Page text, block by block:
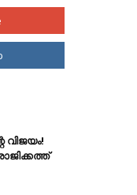
വിജയം!